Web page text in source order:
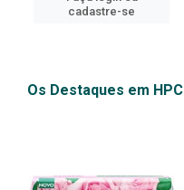
cadastre-se
Os Destaques em HPC